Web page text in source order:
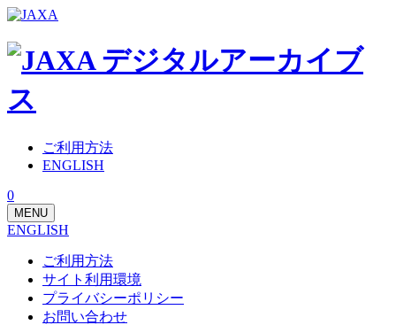
ご利用方法
ENGLISH
0
MENU
ENGLISH
ご利用方法
サイト利用環境
プライバシーポリシー
お問い合わせ